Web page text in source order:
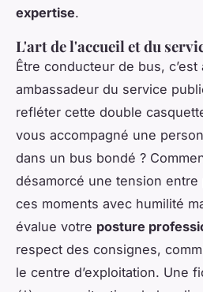
expertise.
L'art de l'accueil et du
Être conducteur de bus, c’est
ambassadeur du service
refléter cette double
vous accompagné une
dans un bus bondé ?
désamorcé une tension entre
ces moments avec humilité
évalue votre posture
respect des consignes,
le centre d’exploitation. Une